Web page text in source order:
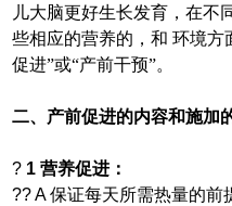
儿大脑更好生长发育，在不
些相应的营养的，和 环境方
促进”或“产前干预”。
二、产前促进的内容和施加
? 1营养促进：
??A保证每天所需热量的前